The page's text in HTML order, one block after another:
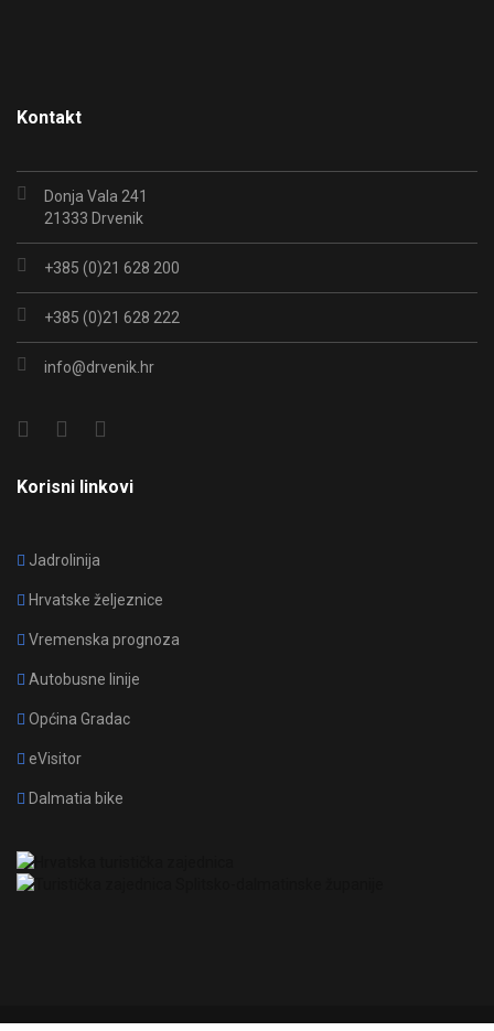
Kontakt
Donja Vala 241
21333 Drvenik
+385 (0)21 628 200
+385 (0)21 628 222
info@drvenik.hr
Korisni linkovi
Jadrolinija
Hrvatske željeznice
Vremenska prognoza
Autobusne linije
Općina Gradac
eVisitor
Dalmatia bike